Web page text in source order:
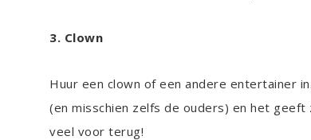
3. Clown
Huur een clown of een andere entertainer
(en misschien zelfs de ouders) en het
veel voor terug!